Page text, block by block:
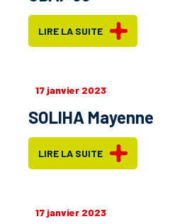
LIRE LA SUITE
17 janvier 2023
SOLIHA Mayenne
LIRE LA SUITE
17 janvier 2023